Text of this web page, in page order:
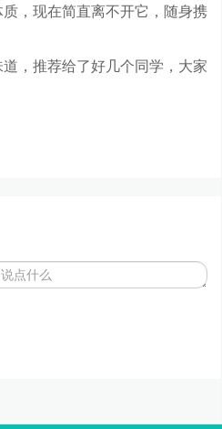
，现在简直离不开它，随身携
，推荐给了好几个同学，大家